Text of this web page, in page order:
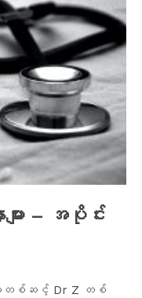
ား – အပိုင်း
မှတစ်ဆင့် Dr Z တစ်